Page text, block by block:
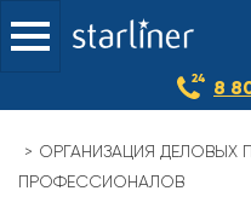
8
ОРГАНИЗАЦИЯ ДЕЛОВЫХ
ПРОФЕССИОНАЛОВ